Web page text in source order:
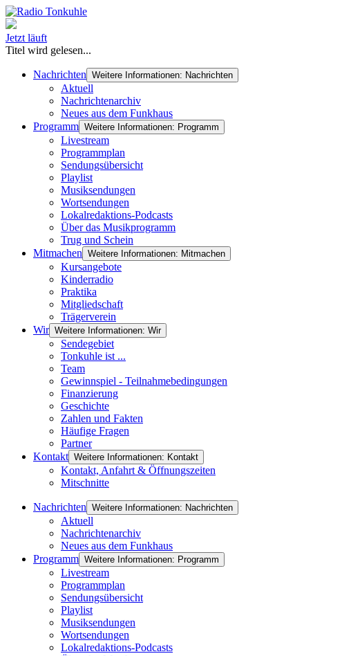
Jetzt läuft
Titel wird gelesen...
Nachrichten Weitere Informationen: Nachrichten
Aktuell
Nachrichtenarchiv
Neues aus dem Funkhaus
Programm Weitere Informationen: Programm
Livestream
Programmplan
Sendungsübersicht
Playlist
Musiksendungen
Wortsendungen
Lokalredaktions-Podcasts
Über das Musikprogramm
Trug und Schein
Mitmachen Weitere Informationen: Mitmachen
Kursangebote
Kinderradio
Praktika
Mitgliedschaft
Trägerverein
Wir Weitere Informationen: Wir
Sendegebiet
Tonkuhle ist ...
Team
Gewinnspiel - Teilnahmebedingungen
Finanzierung
Geschichte
Zahlen und Fakten
Häufige Fragen
Partner
Kontakt Weitere Informationen: Kontakt
Kontakt, Anfahrt & Öffnungszeiten
Mitschnitte
Nachrichten Weitere Informationen: Nachrichten
Aktuell
Nachrichtenarchiv
Neues aus dem Funkhaus
Programm Weitere Informationen: Programm
Livestream
Programmplan
Sendungsübersicht
Playlist
Musiksendungen
Wortsendungen
Lokalredaktions-Podcasts